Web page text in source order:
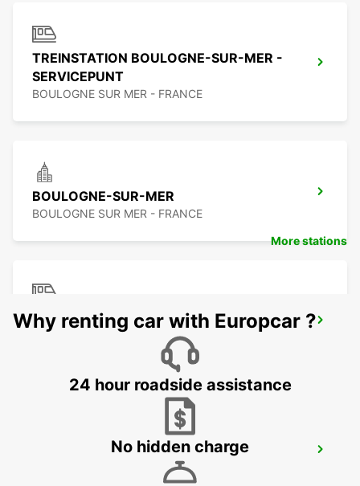
TREINSTATION BOULOGNE-SUR-MER -
SERVICEPUNT
BOULOGNE SUR MER - FRANCE
BOULOGNE-SUR-MER
BOULOGNE SUR MER - FRANCE
TREINSTATION CALAIS FRETHUN TGV -
SERVICEPUNT
More stations
Why renting car with Europcar ?
24 hour roadside assistance
No hidden charge